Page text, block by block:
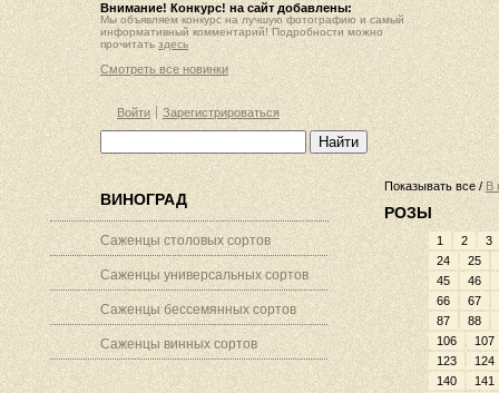
Внимание! Конкурс! на сайт добавлены:
Мы объявляем конкурс на лучшую фотографию и самый
информативный комментарий! Подробности можно
прочитать здесь
Смотреть все новинки
Войти Зарегистрироваться
ВИНОГРАД
Саженцы столовых сортов
Саженцы универсальных сортов
Саженцы бессемянных сортов
Саженцы винных сортов
Показывать все / В
РОЗЫ
1 2
3
24
25
45
46
66
67
87
88
106
107
123
124
140
141